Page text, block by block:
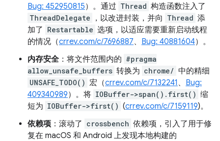
Bug: 452950815）。通过 Thread 构造函数注入了
ThreadDelegate ，以改进封装，并向 Thread 添
加了 Restartable 选项，以适应需要重新启动线程
的情况（crrev.com/c/7696887、 Bug: 40881604）。
内存安全 ：将文件范围内的 #pragma
allow_unsafe_buffers 转换为 chrome/ 中的精细
UNSAFE_TODO() 宏（crrev.com/c/7132241 、 Bug:
409340989）。将 IOBuffer->span().first() 缩
短为 IOBuffer->first() (crrev.com/c/7159119)。
依赖项 ：滚动了 crossbench 依赖项，引入了用于修
复在 macOS 和 Android 上发现本地构建的